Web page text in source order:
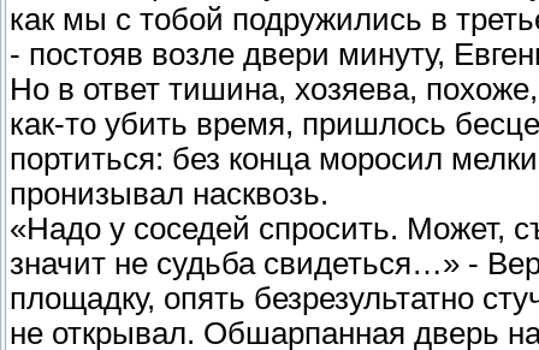
как мы с тобой подружились в
- постояв возле двери минуту,
Но в ответ тишина, хозяева,
как-то убить время, пришлось
портиться: без конца моросил
пронизывал насквозь.
«Надо у соседей спросить. Может,
значит не судьба свидеться…» -
площадку, опять безрезультатно
не открывал. Обшарпанная дверь